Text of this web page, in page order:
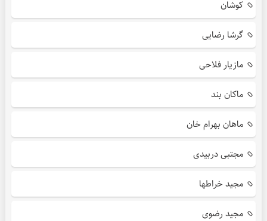
کوشان
گرشا رضایی
مازیار فلاحی
ماکان بند
ماهان بهرام خان
مجتبی دربیدی
مجید خراطها
مجید رضوی